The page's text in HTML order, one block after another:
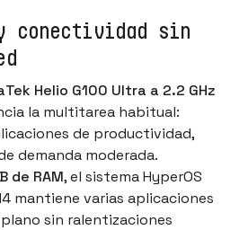
conectividad sin
Helio G100 Ultra a 2.2 GHz
la multitarea habitual:
de productividad,
demanda moderada.
de RAM, el sistema HyperOS
mantiene varias aplicaciones
sin ralentizaciones